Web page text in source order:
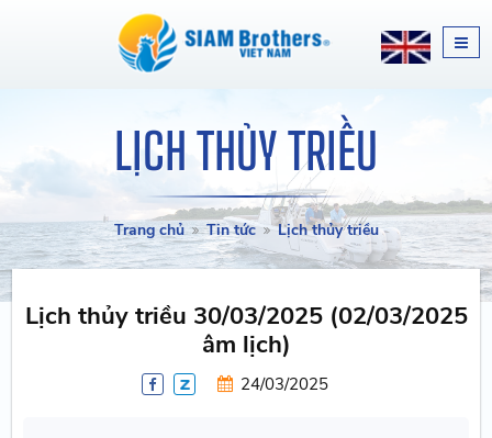
LỊCH THỦY TRIỀU
Trang chủ Tin tức Lịch thủy triều
Lịch thủy triều 30/03/2025 (02/03/2025
âm lịch)
24/03/2025